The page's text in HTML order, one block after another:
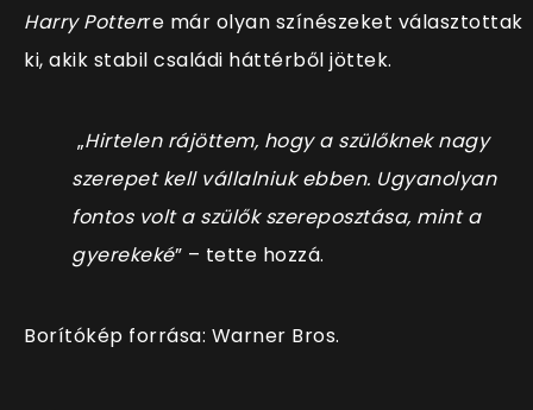
Harry Potterre már olyan színészeket választottak
ki, akik stabil családi háttérből jöttek.
„Hirtelen rájöttem, hogy a szülőknek nagy
szerepet kell vállalniuk ebben. Ugyanolyan
fontos volt a szülők szereposztása, mint a
gyerekeké” – tette hozzá.
Borítókép forrása: Warner Bros.